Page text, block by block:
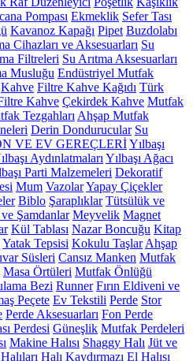
Pompası Ekmeklik Sefer Tası
Kavanoz Kapağı Pipet Buzdolabı
Cihazları ve Aksesuarları Su
Filtreleri Su Arıtma Aksesuarları
Musluğu Endüstriyel Mutfak
Kahve Filtre Kahve Kağıdı Türk
Kahve Çekirdek Kahve Mutfak
Tezgahları Ahşap Mutfak
Derin Dondurucular Su
VE EV GEREÇLERİYılbaşı
Aydınlatmaları Yılbaşı Ağacı
Parti Malzemeleri Dekoratif
Mum VazolarYapay Çiçekler
Biblo Şaraplıklar Tütsülük ve
Şamdanlar Meyvelik Magnet
Kül Tablası Nazar Boncuğu Kitap
Yatak Tepsisi Kokulu Taşlar Ahşap
Süsleri Cansız Manken Mutfak
Masa Örtüleri Mutfak Önlüğü
Bezi Runner Fırın Eldiveni ve
Peçete Ev Tekstili Perde Stor
Perde Aksesuarları Fon Perde
Perdesi Güneşlik Mutfak Perdeleri
Makine Halısı Shaggy Halı Jüt ve
Halı Kaydırmazı El Halısı